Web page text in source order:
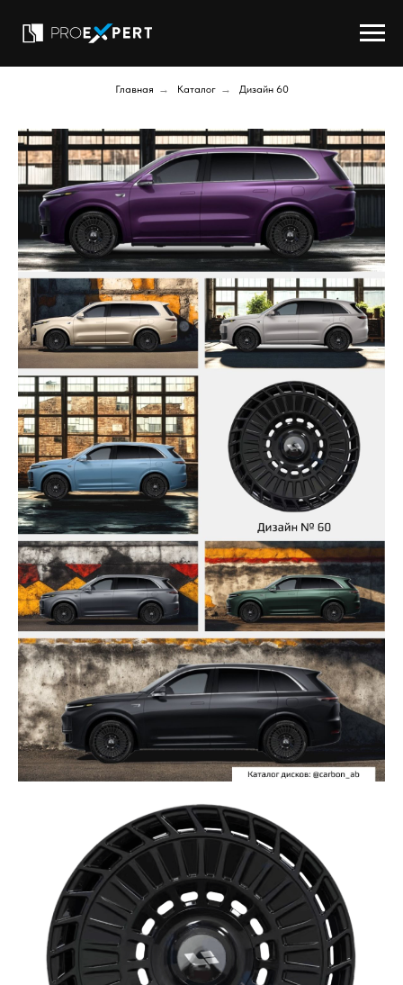
Главная → Каталог → Дизайн 60